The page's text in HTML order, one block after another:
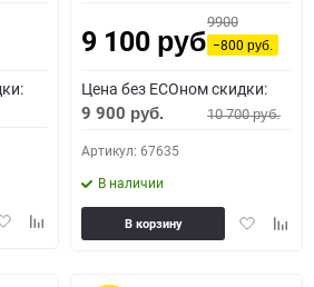
Добавить
9 100 руб.
9900
−800руб.
Цена без ECOном скидки:
9 900 руб. 10 700руб.
Артикул: 67635
В наличии
Добавить
В корзину